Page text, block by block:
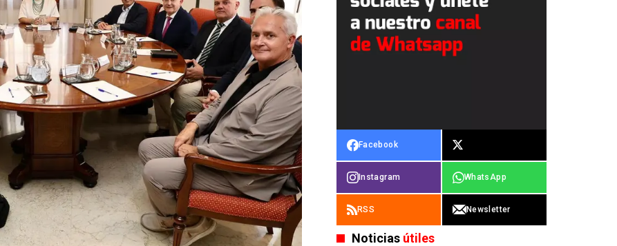
Facebook
Instagram WhatsApp
RSS Newsletter
Noticias útiles